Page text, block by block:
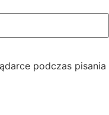
podczas pisania